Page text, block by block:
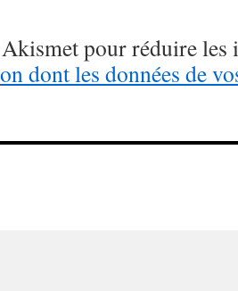
pour réduire les
dont les données de